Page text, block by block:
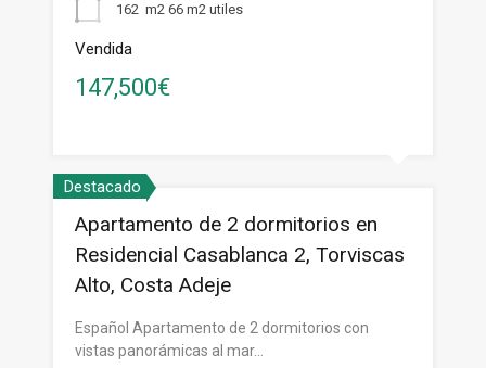
162 m2 66 m2 utiles
Vendida
147,500€
Destacado
Apartamento de 2 dormitorios en
Residencial Casablanca 2, Torviscas
Alto, Costa Adeje
Español Apartamento de 2 dormitorios con
vistas panorámicas al mar…